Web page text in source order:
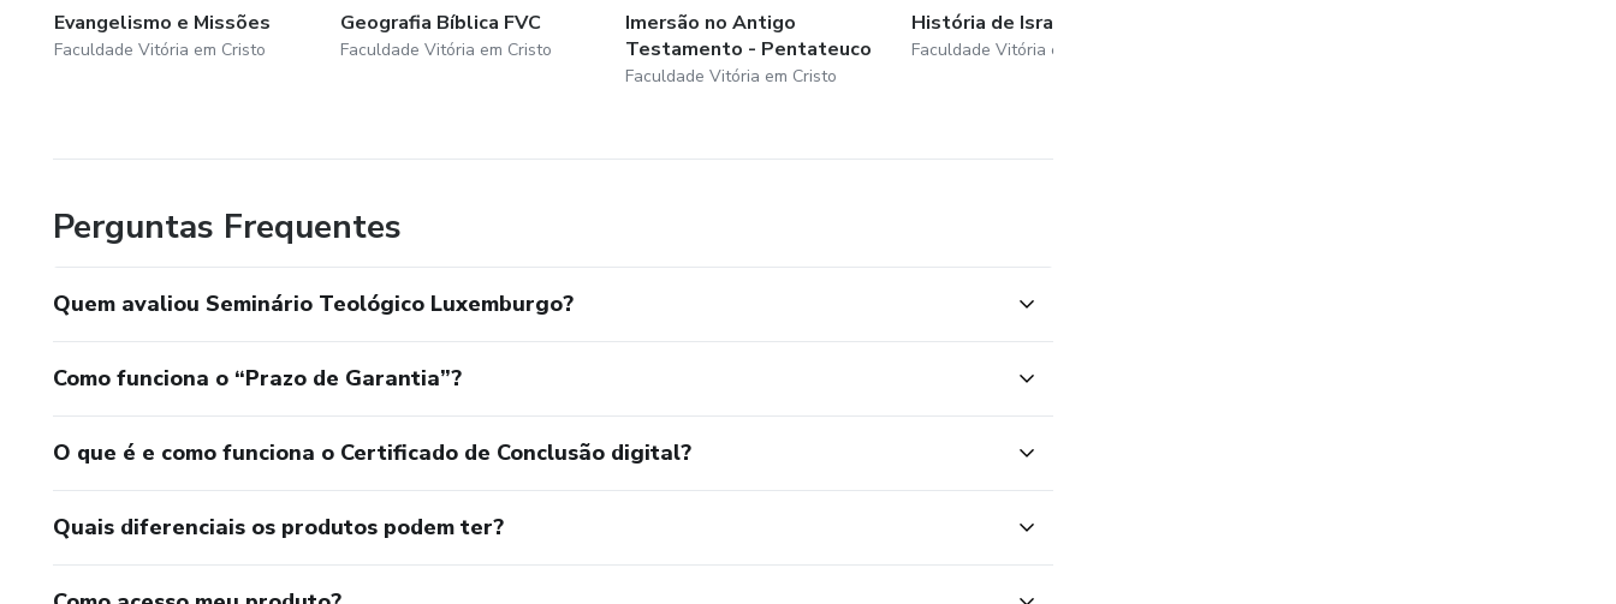
Evangelismo e Missões
Faculdade Vitória em Cristo
Geografia Bíblica FVC
Faculdade Vitória em Cristo
Imersão no Antigo
Testamento - Pentateuco
Faculdade Vitória em Cristo
História de Israel FVC
Faculdade Vitória em Cristo
Perguntas Frequentes
Quem avaliou Seminário Teológico Luxemburgo?
Como funciona o “Prazo de Garantia”?
O que é e como funciona o Certificado de Conclusão digital?
Quais diferenciais os produtos podem ter?